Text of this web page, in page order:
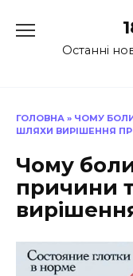
до
Останні
ГОЛОВНА » ЧОМУ
ШЛЯХИ ВИРІШЕННЯ
Чому
причини